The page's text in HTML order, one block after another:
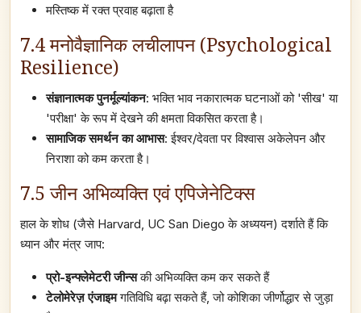
मस्तिष्क में रक्त प्रवाह बढ़ाता है
7.4 मनोवैज्ञानिक लचीलापन (Psychological
Resilience)
संज्ञानात्मक पुनर्मूल्यांकन: भक्ति भाव नकारात्मक घटनाओं को 'सीख' या
'परीक्षा' के रूप में देखने की क्षमता विकसित करता है।
सामाजिक समर्थन का आभास: ईश्वर/देवता पर विश्वास अकेलेपन और
निराशा को कम करता है।
7.5 जीन अभिव्यक्ति एवं एपिजेनेटिक्स
हाल के शोध (जैसे Harvard, UC San Diego के अध्ययन) दर्शाते हैं कि
ध्यान और मंत्र जाप:
प्रो-इन्फ्लेमेटरी जीन्सकी अभिव्यक्ति कम कर सकते हैं
टेलोमेरेज़ एंजाइमगतिविधि बढ़ा सकते हैं, जो कोशिका जीर्णोद्धार से जुड़ा